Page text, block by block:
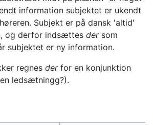
information subjektet er ukendt
Subjekt er på dansk 'altid'
og derfor indsættes dersom
subjektet er ny information.
regnes derfor en konjunktion
ledsætningg?).